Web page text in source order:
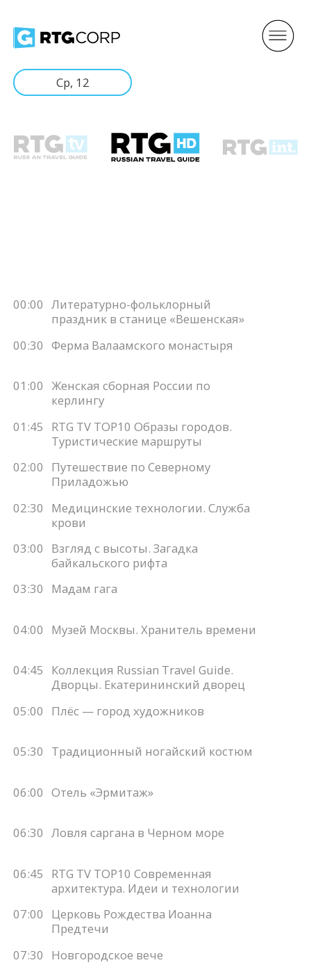
Ср, 12
00:00 Литературно-фольклорный
праздник в станице «Вешенская»
00:30 Ферма Валаамского монастыря
01:00 Женская сборная России по
керлингу
01:45
RTG TV TOP10 Образы городов.
Туристические маршруты
02:00
Путешествие по Северному
Приладожью
02:30
Медицинские технологии. Служба
крови
03:00
Взгляд с высоты. Загадка
байкальского рифта
03:30
Мадам гага
04:00 Музей Москвы. Хранитель времени
04:45
Коллекция Russian Travel Guide.
Дворцы. Екатерининский дворец
05:00
Плёс — город художников
05:30 Традиционный ногайский костюм
06:00 Отель «Эрмитаж»
06:30 Ловля саргана в Черном море
06:45
RTG TV TOP10 Современная
архитектура. Идеи и технологии
07:00
Церковь Рождества Иоанна
Предтечи
07:30
Новгородское вече